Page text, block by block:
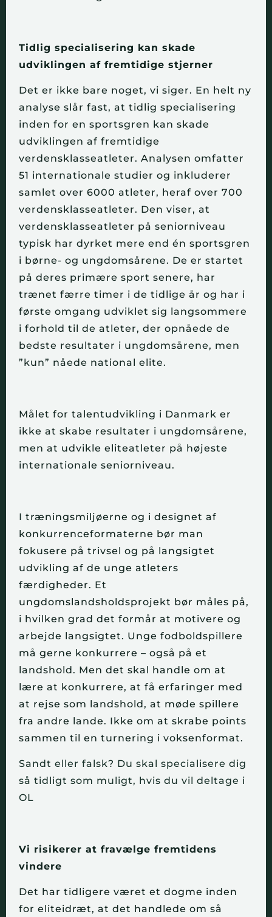
Tidlig specialisering kan skade
udviklingen af fremtidige stjerner
Det er ikke bare noget, vi siger. En helt ny
analyse slår fast, at tidlig specialisering
inden for en sportsgren kan skade
udviklingen af fremtidige
verdensklasseatleter. Analysen omfatter
51 internationale studier og inkluderer
samlet over 6000 atleter, heraf over 700
verdensklasseatleter. Den viser, at
verdensklasseatleter på seniorniveau
typisk har dyrket mere end én sportsgren
i børne- og ungdomsårene. De er startet
på deres primære sport senere, har
trænet færre timer i de tidlige år og har i
første omgang udviklet sig langsommere
i forhold til de atleter, der opnåede de
bedste resultater i ungdomsårene, men
”kun” nåede national elite.
Målet for talentudvikling i Danmark er
ikke at skabe resultater i ungdomsårene,
men at udvikle eliteatleter på højeste
internationale seniorniveau.
I træningsmiljøerne og i designet af
konkurrenceformaterne bør man
fokusere på trivsel og på langsigtet
udvikling af de unge atleters
færdigheder. Et
ungdomslandsholdsprojekt bør måles på,
i hvilken grad det formår at motivere og
arbejde langsigtet. Unge fodboldspillere
må gerne konkurrere – også på et
landshold. Men det skal handle om at
lære at konkurrere, at få erfaringer med
at rejse som landshold, at møde spillere
fra andre lande. Ikke om at skrabe points
sammen til en turnering i voksenformat.
Sandt eller falsk? Du skal specialisere dig
så tidligt som muligt, hvis du vil deltage i
OL
Vi risikerer at fravælge fremtidens
vindere
Det har tidligere været et dogme inden
for eliteidræt, at det handlede om så